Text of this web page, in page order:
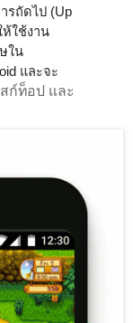
รถัดไป (Up
ห้ใช้งาน
ใน
และจะ
ก์ท็อป และ